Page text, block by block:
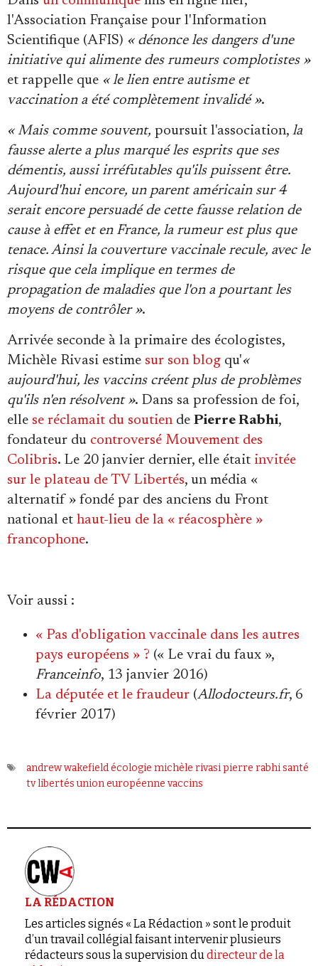
l'Association Française pour l'Information
Scientifique (AFIS) « dénonce les dangers d'une
initiative qui alimente des rumeurs complotistes »
et rappelle que « le lien entre autisme et
vaccination a été complètement invalidé ».
« Mais comme souvent, poursuit l'association, la
fausse alerte a plus marqué les esprits que ses
démentis, aussi irréfutables qu'ils puissent être.
Aujourd'hui encore, un parent américain sur 4
serait encore persuadé de cette fausse relation de
cause à effet et en France, la rumeur est plus que
tenace. Ainsi la couverture vaccinale recule, avec le
risque que cela implique en termes de
propagation de maladies que l'on a pourtant les
moyens de contrôler ».
Arrivée seconde à la primaire des écologistes,
Michèle Rivasi estime sur son blog qu'«
aujourd'hui, les vaccins créent plus de problèmes
qu'ils n'en résolvent ». Dans sa profession de foi,
elle se réclamait du soutiende Pierre Rabhi,
fondateur du controversé Mouvement des
Colibris. Le 20 janvier dernier, elle était invitée
sur le plateau de TV Libertés, un média «
alternatif » fondé par des anciens du Front
national et haut-lieu de la « réacosphère »
francophone.
Voir aussi :
« Pas d'obligation vaccinale dans les autres
pays européens » ? (« Le vrai du faux »,
Franceinfo, 13 janvier 2016)
La députée et le fraudeur (Allodocteurs.fr, 6
février 2017)
andrew wakefieldécologie michèle rivasipierre rabhisanté
tv libertés union européenne vaccins
LA RÉDACTION
Les articles signés « La Rédaction » sont le produit
d’un travail collégial faisant intervenir plusieurs
rédacteurs sous la supervision dudirecteur de la